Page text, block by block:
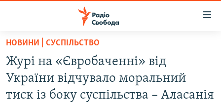
Перейти
основного
матеріалу
Перейти
до
РАДІО СВОБОДА – 70 РОКІВ
ВСЕ ЗА ДОБУ
СТАТТІ
НОВИНИ | СУСПІЛЬСТВО
Журі на «Євробаченні» від
України відчувало моральний
тиск із боку суспільства – Аласанія